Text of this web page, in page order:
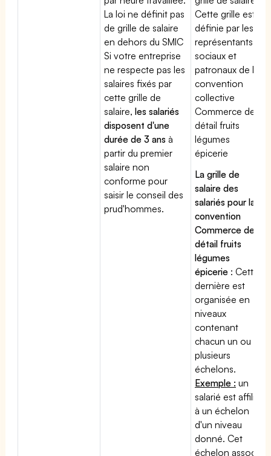
La loi ne définit pas
de grille de salaire
en dehors du SMIC
Si votre entreprise
ne respecte pas les
salaires fixés par
cette grille de
salaire,les salariés
disposent d'une
durée de 3 ans à
partir du premier
salaire non
conforme pour
saisir le conseil des
prud'hommes.
Cette grille est
définie par les
représentants
sociaux et
patronaux de la
convention
collective
Commerce de
détail fruits
légumes
épicerie
La grille de
salaire des
salariés pour la
convention
Commerce de
détail fruits
légumes
épicerie : Cette
dernière est
organisée en
niveaux
contenant
chacun un ou
plusieurs
échelons.
Exemple : un
salarié est affilié
à un échelon
d'un niveau
donné. Cet
échelon associé